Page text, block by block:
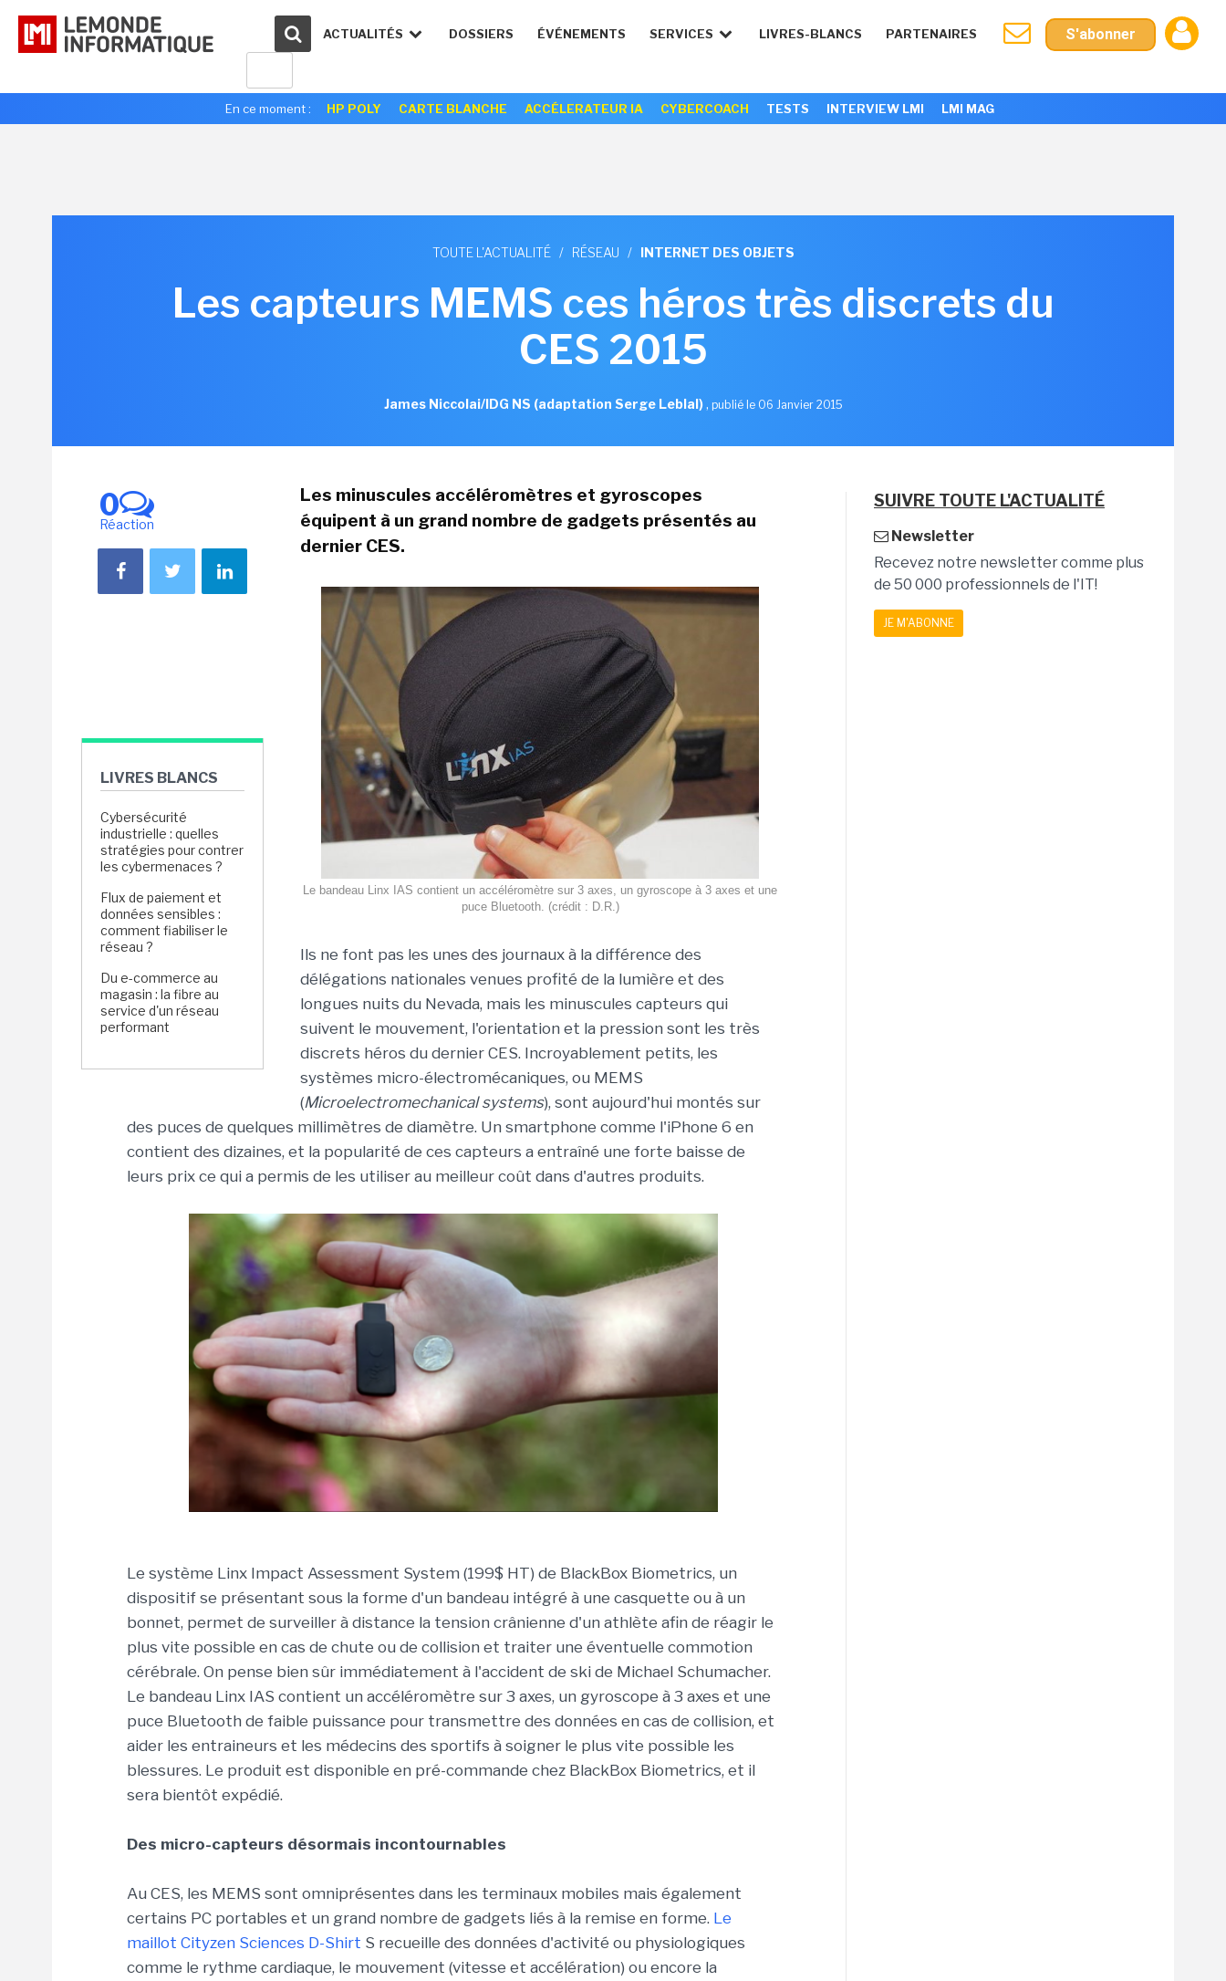
ACTUALITÉS DOSSIERS ÉVÉNEMENTS SERVICES LIVRES-BLANCS PARTENAIRES S'abonner
En ce moment : HP POLY CARTE BLANCHE ACCÉLERATEUR IA CYBERCOACH TESTS INTERVIEW LMI LMI MAG
TOUTE L'ACTUALITÉ / RÉSEAU / INTERNET DES OBJETS
Les capteurs MEMS ces héros très discrets du
CES 2015
James Niccolai/IDG NS (adaptation Serge Leblal), publié le 06 Janvier 2015
0
Réaction
LIVRES BLANCS
Cybersécurité
industrielle : quelles
stratégies pour contrer
les cybermenaces ?
Flux de paiement et
données sensibles :
comment fiabiliser le
réseau ?
Du e-commerce au
magasin : la fibre au
service d'un réseau
performant
Les minuscules accéléromètres et gyroscopes
équipent à un grand nombre de gadgets présentés au
dernier CES.
Le bandeau Linx IAS contient un accéléromètre sur 3 axes, un gyroscope à 3 axes et une
puce Bluetooth. (crédit : D.R.)
Ils ne font pas les unes des journaux à la différence des
délégations nationales venues profité de la lumière et des
longues nuits du Nevada, mais les minuscules capteurs qui
suivent le mouvement, l'orientation et la pression sont les très
discrets héros du dernier CES. Incroyablement petits, les
systèmes micro-électromécaniques, ou MEMS
(Microelectromechanical systems), sont aujourd'hui montés sur
des puces de quelques millimètres de diamètre. Un smartphone comme l'iPhone 6 en
contient des dizaines, et la popularité de ces capteurs a entraîné une forte baisse de
leurs prix ce qui a permis de les utiliser au meilleur coût dans d'autres produits.
Le système Linx Impact Assessment System (199$ HT) de BlackBox Biometrics, un
dispositif se présentant sous la forme d'un bandeau intégré à une casquette ou à un
bonnet, permet de surveiller à distance la tension crânienne d'un athlète afin de réagir le
plus vite possible en cas de chute ou de collision et traiter une éventuelle commotion
cérébrale. On pense bien sûr immédiatement à l'accident de ski de Michael Schumacher.
Le bandeau Linx IAS contient un accéléromètre sur 3 axes, un gyroscope à 3 axes et une
puce Bluetooth de faible puissance pour transmettre des données en cas de collision, et
aider les entraineurs et les médecins des sportifs à soigner le plus vite possible les
blessures. Le produit est disponible en pré-commande chez BlackBox Biometrics, et il
sera bientôt expédié.
Des micro-capteurs désormais incontournables
Au CES, les MEMS sont omniprésentes dans les terminaux mobiles mais également
certains PC portables et un grand nombre de gadgets liés à la remise en forme. Le
maillot Cityzen Sciences D-Shirt S recueille des données d'activité ou physiologiques
comme le rythme cardiaque, le mouvement (vitesse et accélération) ou encore la
SUIVRE TOUTE L'ACTUALITÉ
Newsletter
Recevez notre newsletter comme plus
de 50 000 professionnels de l'IT!
JE M'ABONNE